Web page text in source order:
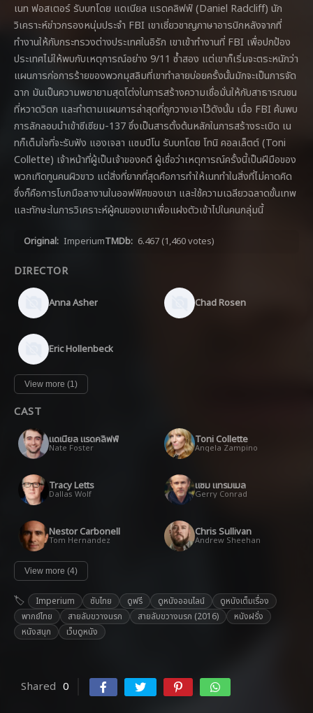
เนท ฟอสเตอร์ รับบทโดย แดเนียล แรดคลิฟฟ์ (Daniel Radcliff) นัก
วิเคราะห์ข่าวกรองหนุ่มประจำ FBI เขาเชี่ยวชาญภาษาอารบิกหลังจากที่
ทำงานให้กับกระทรวงต่างประเทศในอิรัก เขาเข้าทำงานที่ FBI เพื่อปกป้อง
ประเทศไม่ให้พบกับเหตุการณ์อย่าง 9/11 ซ้ำสอง แต่เขาก็เริ่มจะตระหนักว่า
แผนการก่อการร้ายของพวกมุสลิมที่เขาทำลายบ่อยครั้งนั้นมักจะเป็นการจัด
ฉาก มันเป็นความพยายามสุดโต่งในการสร้างความเชื่อมั่นให้กับสาธารณชน
ที่หวาดวิตก และทำตามแผนการล่าสุดที่ถูกวางเอาไว้ดังนั้น เมื่อ FBI ค้นพบ
การลักลอบนำเข้าซีเซียม-137 ซึ่งเป็นสารตั้งต้นหลักในการสร้างระเบิด เน
ทก็เต็มใจที่จะรับฟัง แองเจลา แซมปิโน รับบทโดย โทนิ คอลเล็ตต์ (Toni
Collette) เจ้าหน้าที่ผู้เป็นเจ้าของคดี ผู้เชื่อว่าเหตุการณ์ครั้งนี้เป็นฝีมือของ
พวกเทิดทูนคนผิวขาว แต่สิ่งที่ยากที่สุดคือการทำให้เนททำในสิ่งที่ไม่คาดคิด
ซึ่งก็คือการโบกมือลางานในออฟฟิศของเขา และใช้ความเฉลียวฉลาดขั้นเทพ
และทักษะในการวิเคราะห์ผู้คนของเขาเพื่อแฝงตัวเข้าไปในคนกลุ่มนี้
Original: ImperiumTMDb: 6.467 (1,460 votes)
DIRECTOR
Anna Asher Chad Rosen
Eric Hollenbeck
View more (1)
CAST
แดเนียล แรดคลิฟฟ์
Nate Foster
Toni Collette
Angela Zampino
Tracy Letts
Dallas Wolf
แซม แทรมเมล
Gerry Conrad
Nestor Carbonell
Tom Hernandez
Chris Sullivan
Andrew Sheehan
View more (4)
Imperium ซับไทย ดูฟรี ดูหนังออนไลน์
ดูหนังเต็มเรื่อง
พากย์ไทย
สายลับขวางนรก สายลับขวางนรก (2016)
หนังฝรั่ง
หนังสนุก
เว็บดูหนัง
Shared 0